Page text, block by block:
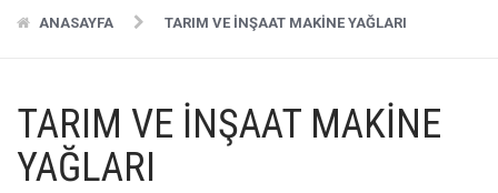
ANASAYFA TARIM VE İNŞAAT MAKİNE YAĞLARI
TARIM VE İNŞAAT MAKİNE
YAĞLARI